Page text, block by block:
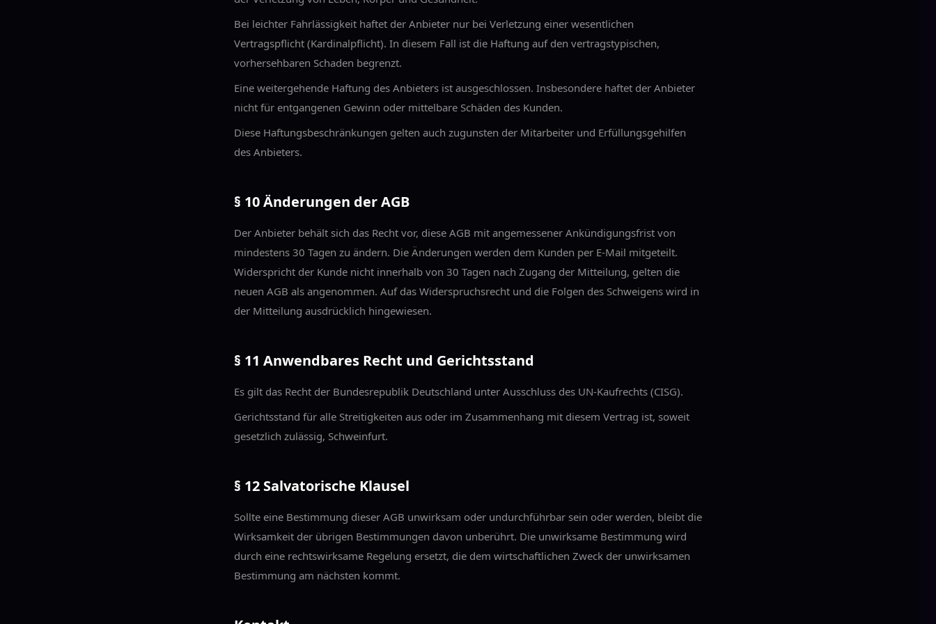
Bei leichter Fahrlässigkeit haftet der Anbieter nur bei Verletzung einer wesentlichen
Vertragspflicht (Kardinalpflicht). In diesem Fall ist die Haftung auf den vertragstypischen,
vorhersehbaren Schaden begrenzt.
Eine weitergehende Haftung des Anbieters ist ausgeschlossen. Insbesondere haftet der Anbieter
nicht für entgangenen Gewinn oder mittelbare Schäden des Kunden.
Diese Haftungsbeschränkungen gelten auch zugunsten der Mitarbeiter und Erfüllungsgehilfen
des Anbieters.
§ 10 Änderungen der AGB
Der Anbieter behält sich das Recht vor, diese AGB mit angemessener Ankündigungsfrist von
mindestens 30 Tagen zu ändern. Die Änderungen werden dem Kunden per E-Mail mitgeteilt.
Widerspricht der Kunde nicht innerhalb von 30 Tagen nach Zugang der Mitteilung, gelten die
neuen AGB als angenommen. Auf das Widerspruchsrecht und die Folgen des Schweigens wird in
der Mitteilung ausdrücklich hingewiesen.
§ 11 Anwendbares Recht und Gerichtsstand
Es gilt das Recht der Bundesrepublik Deutschland unter Ausschluss des UN-Kaufrechts (CISG).
Gerichtsstand für alle Streitigkeiten aus oder im Zusammenhang mit diesem Vertrag ist, soweit
gesetzlich zulässig, Schweinfurt.
§ 12 Salvatorische Klausel
Sollte eine Bestimmung dieser AGB unwirksam oder undurchführbar sein oder werden, bleibt die
Wirksamkeit der übrigen Bestimmungen davon unberührt. Die unwirksame Bestimmung wird
durch eine rechtswirksame Regelung ersetzt, die dem wirtschaftlichen Zweck der unwirksamen
Bestimmung am nächsten kommt.